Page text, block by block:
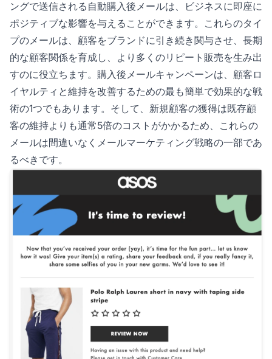
ングで送信される自動購入後メールは、ビジネスに即座に
ポジティブな影響を与えることができます。これらのタイ
プのメールは、顧客をブランドに引き続き関与させ、長期
的な顧客関係を育成し、より多くのリピート販売を生み出
すのに役立ちます。購入後メールキャンペーンは、顧客ロ
イヤルティと維持を改善するための最も簡単で効果的な戦
術の1つでもあります。そして、新規顧客の獲得は既存顧
客の維持よりも通常5倍のコストがかかるため、これらの
メールは間違いなくメールマーケティング戦略の一部であ
るべきです。